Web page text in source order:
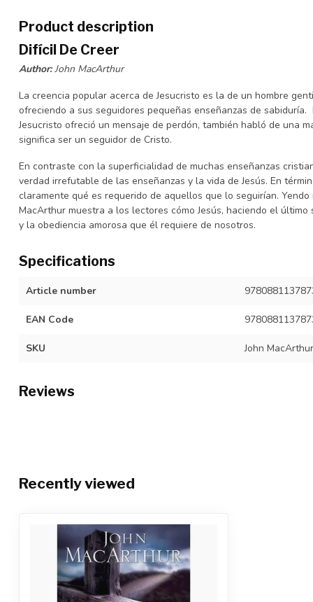
Product description
Difícil De Creer
Author:John MacArthur
La creencia popular acerca de Jesucristo es la de un hombre
ofreciendo a sus seguidores pequeñas enseñanzas de
Jesucristo ofreció un mensaje de perdón, también habló de una
significa ser un seguidor de Cristo.
En contraste con la superficialidad de muchas enseñanzas
verdad irrefutable de las enseñanzas y la vida de Jesús. En
claramente qué es requerido de aquellos que lo seguirían.
MacArthur muestra a los lectores cómo Jesús, haciendo el
y la obediencia amorosa que él requiere de nosotros.
Specifications
Article number
EAN Code
SKU John MacArthur
Reviews
Recently viewed